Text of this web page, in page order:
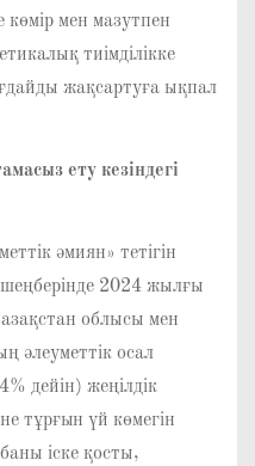
мен мазутпен
тиімділікке
жақсартуға ықпал
ету кезіндегі
әмиян» тетігін
шеңберінде 2024 жылғы
облысы мен
әлеуметтік осал
дейін) жеңілдік
тұрғын үй көмегін
іске қосты,